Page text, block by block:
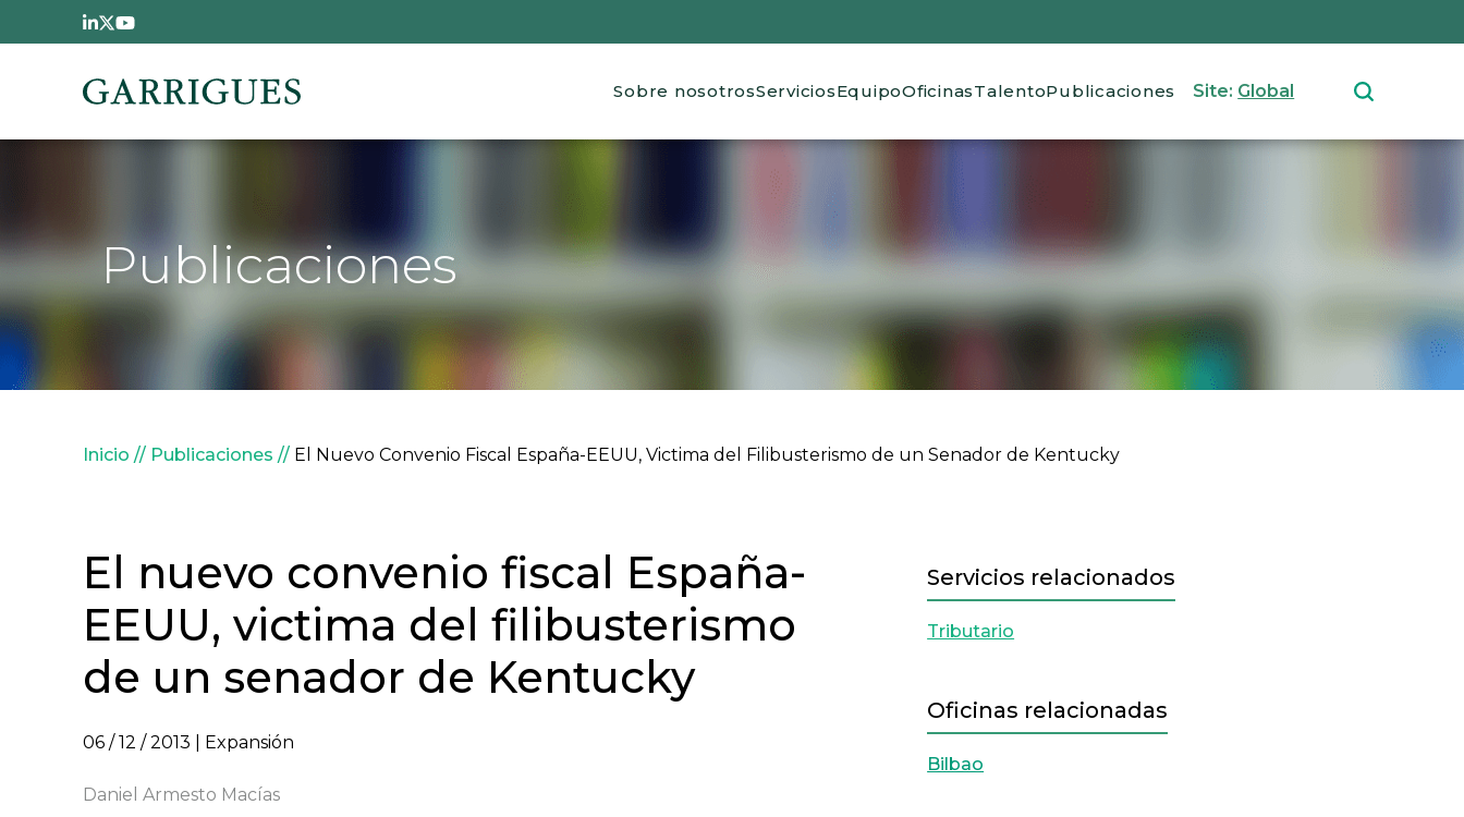
Pasar al contenido principal
Main navigation
Sobre nosotrosServiciosEquipoOficinasTalentoPublicaciones Site: Global
Publicaciones
Sobrescribir enlaces de ayuda a la navegación
Inicio Publicaciones El Nuevo Convenio Fiscal España-EEUU, Victima del Filibusterismo de un Senador de Kentucky
El nuevo convenio fiscal España-
EEUU, victima del filibusterismo
de un senador de Kentucky
06 / 12 / 2013 | Expansión
Daniel Armesto Macías
Servicios relacionados
Tributario
Oficinas relacionadas
Bilbao